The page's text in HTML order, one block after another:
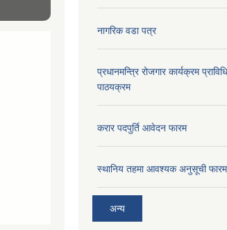
नागरिक वडा पत्र
प्रधानमन्त्रि रोजगार कार्यक्रम
पाठयक्रम
करार पदपुर्ति आवेदन फारम
स्थानिय तहमा आवश्यक अनुसूची
अन्य